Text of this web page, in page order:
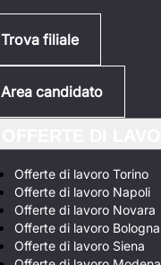
Trova filiale
Area candidato
Offerte di lavoro Torino
Offerte di lavoro Napoli
Offerte di lavoro Novara
Offerte di lavoro Bologna
Offerte di lavoro Siena